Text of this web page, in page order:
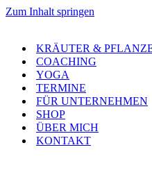
Zum Inhalt springen
KRÄUTER &
COACHING
YOGA
TERMINE
FÜR UNTERNEHMEN
SHOP
ÜBER MICH
KONTAKT